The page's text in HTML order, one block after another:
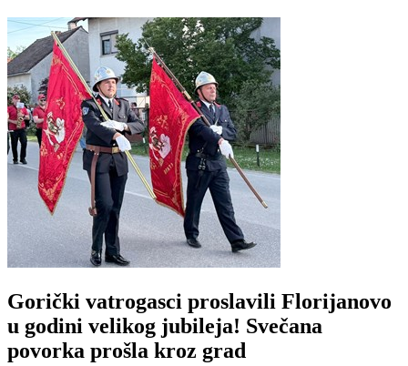
Gorički vatrogasci proslavili Florijanovo
u godini velikog jubileja! Svečana
povorka prošla kroz grad